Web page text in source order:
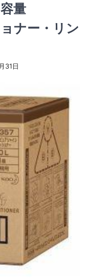
量
ナー・リン
31日